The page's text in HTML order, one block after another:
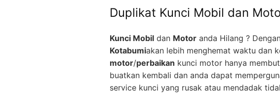
Duplikat Kunci Mobil dan
Kunci Mobil dan Motor anda Hilang ?
Kotabumiakan lebih menghemat waktu dan
motor/perbaikan kunci motor hanya
buatkan kembali dan anda dapat
service kunci yang rusak atau mendadak